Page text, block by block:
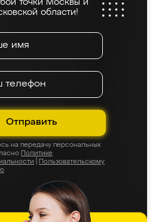
точки Москвы и
области!
Отправить
на передачу персональных
Политике
Пользовательскому